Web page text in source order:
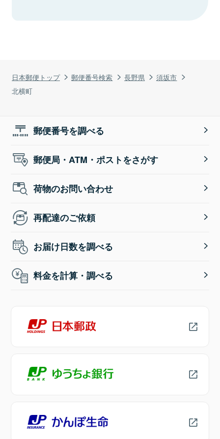
日本郵便トップ 郵便番号検索 長野県
須坂市
北横町
郵便番号を調べる
郵便局・ATM・ポストをさがす
荷物のお問い合わせ
再配達のご依頼
お届け日数を調べる
料金を計算・調べる